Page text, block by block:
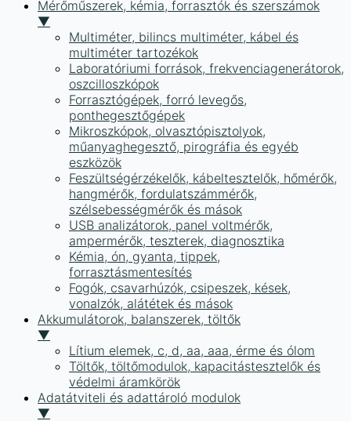
Mérőműszerek, kémia, forrasztók és szerszámok
▼
Multiméter, bilincs multiméter, kábel és
multiméter tartozékok
Laboratóriumi források, frekvenciagenerátorok,
oszcilloszkópok
Forrasztógépek, forró levegős,
ponthegesztőgépek
Mikroszkópok, olvasztópisztolyok,
műanyaghegesztő, pirográfia és egyéb
eszközök
Feszültségérzékelők, kábeltesztelők, hőmérők,
hangmérők, fordulatszámmérők,
szélsebességmérők és mások
USB analizátorok, panel voltmérők,
ampermérők, teszterek, diagnosztika
Kémia, ón, gyanta, tippek,
forrasztásmentesítés
Fogók, csavarhúzók, csipeszek, kések,
vonalzók, alátétek és mások
Akkumulátorok, balanszerek, töltők
▼
Lítium elemek, c, d, aa, aaa, érme és ólom
Töltők, töltőmodulok, kapacitástesztelők és
védelmi áramkörök
Adatátviteli és adattároló modulok
▼